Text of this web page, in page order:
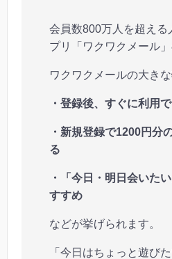
会員数800万人を超える
プリ「ワクワクメール」
ワクワクメールの大きな
・登録後、すぐに利用
・新規登録で1200円分
る
・「今日・明日会いた
すすめ
などが挙げられます。
「今日はちょっと遊び